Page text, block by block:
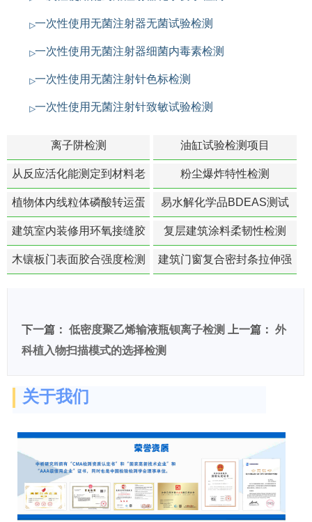
一次性使用无菌注射器无菌试验检测
一次性使用无菌注射器细菌内毒素检测
一次性使用无菌注射针色标检测
一次性使用无菌注射针致敏试验检测
离子阱检测 油缸试验检测项目
从反应活化能测定到材料老
化寿命预测的经典模型
粉尘爆炸特性检测
植物体内线粒体磷酸转运蛋
白活性检测
易水解化学品BDEAS测试
建筑室内装修用环氧接缝胶
苯含量检测
复层建筑涂料柔韧性检测
木镶板门表面胶合强度检测
建筑门窗复合密封条拉伸强
下一篇： 低密度聚乙烯输液瓶钡离子检测 上一篇： 外
科植入物扫描模式的选择检测
关于我们